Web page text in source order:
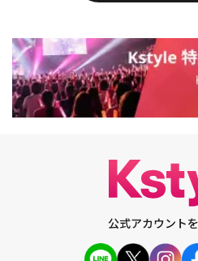
公式アカウント